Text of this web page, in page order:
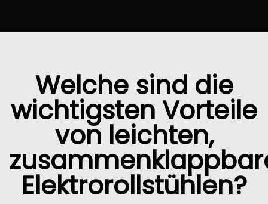
Welche sind die
wichtigsten Vorteile
von leichten,
Elektrorollstühlen?